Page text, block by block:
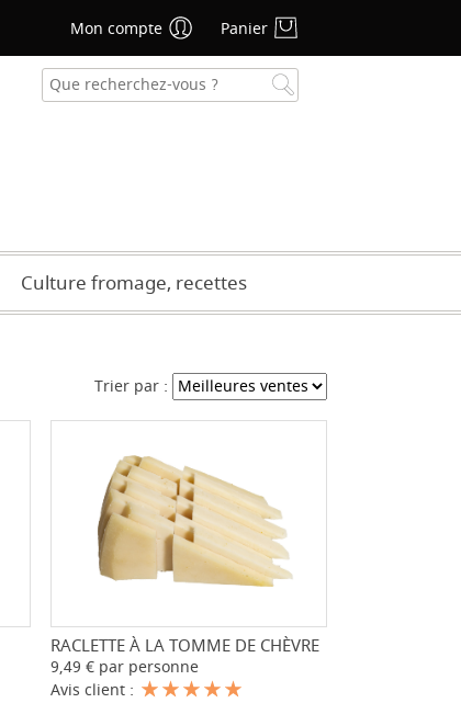
Culture fromage, recettes
Trier par :
- +
RACLETTE À LA TOMME DE CHÈVRE
9,49 € par personne
Avis client :
Mon compte Panier